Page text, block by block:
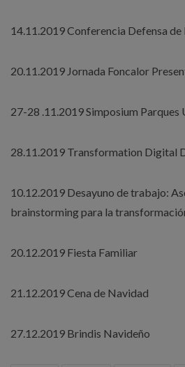
14.11.2019 Conferencia Defensa de
20.11.2019 Jornada Foncalor
27-28 .11.2019 Simposium Parques
28.11.2019 Transformation Digital
10.12.2019 Desayuno de trabajo:
brainstorming para la
20.12.2019 Fiesta Familiar
21.12.2019 Cena de Navidad
27.12.2019 Brindis Navideño